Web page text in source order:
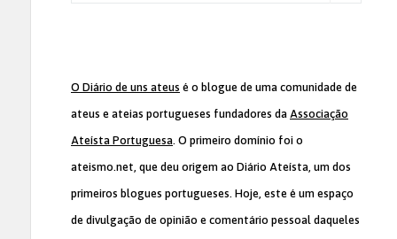
O Diário de uns ateus é o blogue de uma comunidade de
ateus e ateias portugueses fundadores da Associação
Ateísta Portuguesa. O primeiro domínio foi o
ateismo.net, que deu origem ao Diário Ateísta, um dos
primeiros blogues portugueses. Hoje, este é um espaço
de divulgação de opinião e comentário pessoal daqueles